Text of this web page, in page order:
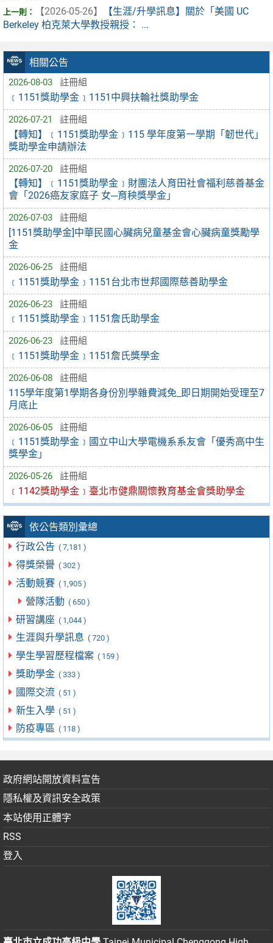
相關公告
2026-08-03 註冊組
﹝1151獎助學金﹞1151中興扶輪社獎助學金
2026-07-21 註冊組
【轉知】﹝1151獎助學金﹞115 學年度第㇐學期「韌世代」
獎助學金申請辦法
2026-07-20 註冊組
【轉知】﹝1151獎助學金﹞財團法人育田社會福利慈善基金
會「2026癌友家庭子 女─育秧獎學金」
2026-07-03 註冊組
[1151獎助學金]中華民國心臟病兒童基金會心臟病童獎勵學
金
2026-06-25 註冊組
﹝1151獎助學金﹞1151台北市世邦國際慈善助學金
2026-06-23 註冊組
﹝1151獎助學金﹞1151詹氏助學金
2026-06-23 註冊組
﹝1151獎助學金﹞1151詹氏獎學金
2026-06-08 註冊組
115學年度第1學期各身份別學雜費減免_即日期開始受理至7
月底止
2026-06-05 註冊組
﹝1151獎助學金﹞國立中山大學電機系系友會「優秀高中生
獎學金」
2026-05-26 註冊組
﹝1142獎助學金﹞臺北市健鼎關懷教育基金會獎助學金
依公告類別彙總
行政公告 ( 7,181 )
得獎榮譽 ( 302 )
活動競賽 ( 1,905 )
營隊活動 ( 650 )
研習講座 ( 1,044 )
生涯與升學訊息 ( 720 )
學生學習歷程檔案 ( 159 )
獎助學金 ( 333 )
國際交流 ( 51 )
新生入學 ( 51 )
防疫專區 ( 118 )
【2026-05-26】
【生涯/升學訊息】關於「美國 UC
Berkeley 柏克萊大學教授親授： ...
政府網站開放資料宣告
隱私權及資訊安全政策
本站使用正體字
RSS
登入